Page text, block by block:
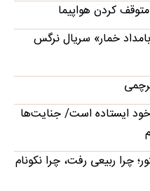
کردن هواپیما
خمار» سریال نرگس
ایستاده است/ جنایت‌ها
چرا ربیعی رفت، چرا نکونام